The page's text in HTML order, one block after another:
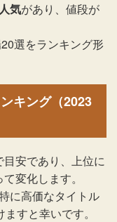
気があり、値段が
選をランキング形
キング（2023
安であり、上位に
変化します。
に高価なタイトル
すと幸いです。